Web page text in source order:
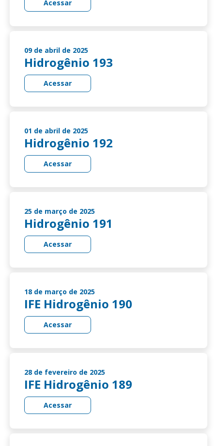
Acessar
09 de abril de 2025
Hidrogênio 193
Acessar
01 de abril de 2025
Hidrogênio 192
Acessar
25 de março de 2025
Hidrogênio 191
Acessar
18 de março de 2025
IFE Hidrogênio 190
Acessar
28 de fevereiro de 2025
IFE Hidrogênio 189
Acessar